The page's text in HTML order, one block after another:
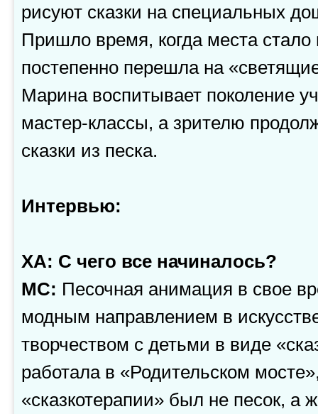
рисуют сказки на специальных
Пришло время, когда места стало
постепенно перешла на
Марина воспитывает поколение
мастер-классы, а зрителю
сказки из песка.
Интервью:
ХА: С чего все начиналось?
МС: Песочная анимация в свое
модным направлением в
творчеством с детьми в виде
работала в «Родительском
«сказкотерапии» был не песок, а